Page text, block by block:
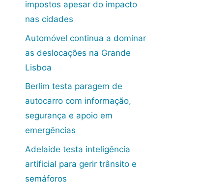
impostos apesar do impacto
nas cidades
Automóvel continua a dominar
as deslocações na Grande
Lisboa
Berlim testa paragem de
autocarro com informação,
segurança e apoio em
emergências
Adelaide testa inteligência
artificial para gerir trânsito e
semáforos